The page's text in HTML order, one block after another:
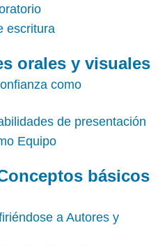
escritura
orales y visuales
como
de presentación
Equipo
básicos
a Autores y